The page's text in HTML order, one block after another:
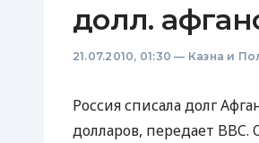
долл.
21.07.2010, 01:30 — Казна и
Россия списала долг
долларов, передает